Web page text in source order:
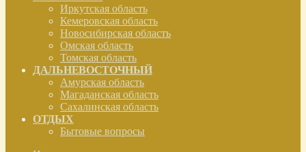
Иркутская область
Кемеровская область
Новосибирская область
Омская область
Томская область
ДАЛЬНЕВОСТОЧНЫЙ
Амурская область
Магаданская область
Сахалинская область
ОТДЫХ
Бытовые вопросы